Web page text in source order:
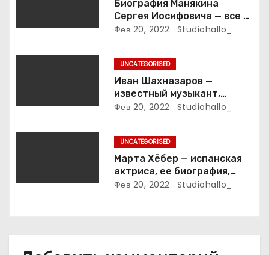
а
п
с
я
Биография Манякина
Сергея Иосифовича — все о
ветеране футбола России!
Фев 20, 2022 Studiohallo_
UNCATEGORISED
Иван Шахназаров —
известный музыкант,
композитор и продюсер —
Фев 20, 2022 Studiohallo_
UNCATEGORISED
Марта Хёбер — испанская
актриса, ее биография,
фото и интересные факты,
Фев 20, 2022 Studiohallo_